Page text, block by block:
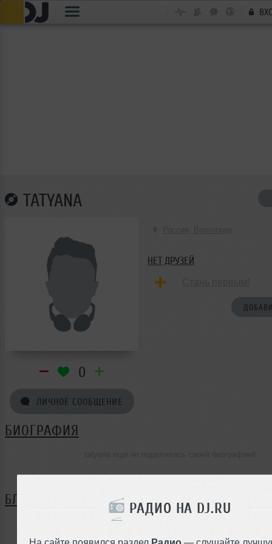
РАДИО НА DJ.RU
На сайте появился раздел Радио — слушайте
TATYANA
0
ЛИЧНОЕ СООБЩЕНИЕ
НЕТ ДРУЗЕЙ
БИОГРАФИЯ
БЛОГ